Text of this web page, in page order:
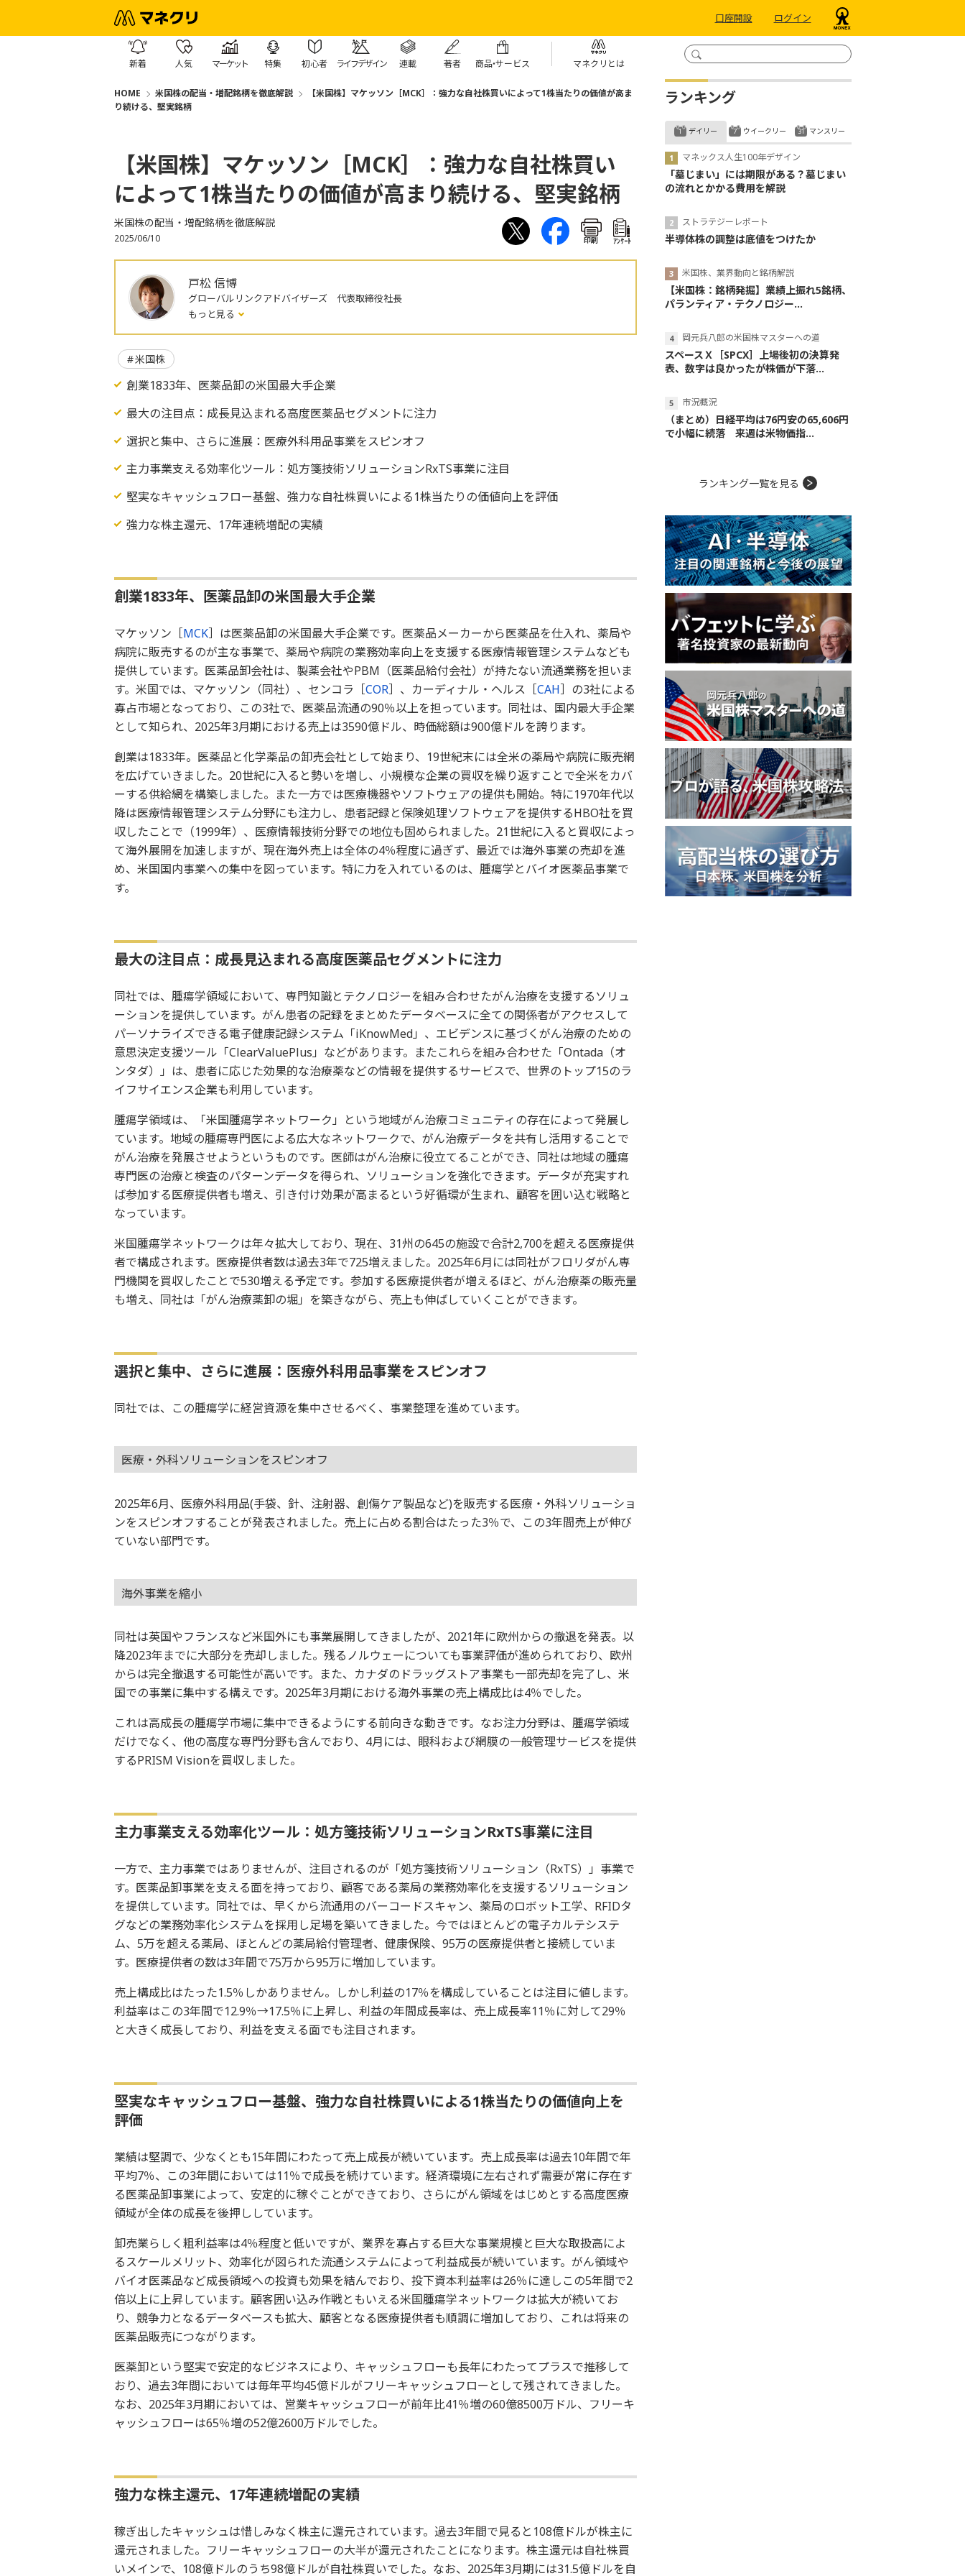
口座開設 ログイン
新着 人気 マーケット 特集 初心者 ライフデザイン 連載 著者 商品・サービス マネクリとは
HOME 米国株の配当・増配銘柄を徹底解説
【米国株】マケッソン［MCK］：強力な自社株買いによって1株当たりの価値が高ま
り続ける、堅実銘柄
【米国株】マケッソン［MCK］：強力な自社株買い
によって1株当たりの価値が高まり続ける、堅実銘柄
米国株の配当・増配銘柄を徹底解説
2025/06/10 印刷 ｱﾝｹｰﾄ
戸松 信博
グローバルリンクアドバイザーズ 代表取締役社長
もっと見る
米国株
創業1833年、医薬品卸の米国最大手企業
最大の注目点：成長見込まれる高度医薬品セグメントに注力
選択と集中、さらに進展：医療外科用品事業をスピンオフ
主力事業支える効率化ツール：処方箋技術ソリューションRxTS事業に注目
堅実なキャッシュフロー基盤、強力な自社株買いによる1株当たりの価値向上を評価
強力な株主還元、17年連続増配の実績
創業1833年、医薬品卸の米国最大手企業
マケッソン［MCK］は医薬品卸の米国最大手企業です。医薬品メーカーから医薬品を仕入れ、薬局や
病院に販売するのが主な事業で、薬局や病院の業務効率向上を支援する医療情報管理システムなども
提供しています。医薬品卸会社は、製薬会社やPBM（医薬品給付会社）が持たない流通業務を担いま
す。米国では、マケッソン（同社）、センコラ［COR］、カーディナル・ヘルス［CAH］の3社による
寡占市場となっており、この3社で、医薬品流通の90％以上を担っています。同社は、国内最大手企業
として知られ、2025年3月期における売上は3590億ドル、時価総額は900億ドルを誇ります。
創業は1833年。医薬品と化学薬品の卸売会社として始まり、19世紀末には全米の薬局や病院に販売網
を広げていきました。20世紀に入ると勢いを増し、小規模な企業の買収を繰り返すことで全米をカバ
ーする供給網を構築しました。また一方では医療機器やソフトウェアの提供も開始。特に1970年代以
降は医療情報管理システム分野にも注力し、患者記録と保険処理ソフトウェアを提供するHBO社を買
収したことで（1999年）、医療情報技術分野での地位も固められました。21世紀に入ると買収によっ
て海外展開を加速しますが、現在海外売上は全体の4％程度に過ぎず、最近では海外事業の売却を進
め、米国国内事業への集中を図っています。特に力を入れているのは、腫瘍学とバイオ医薬品事業で
す。
最大の注目点：成長見込まれる高度医薬品セグメントに注力
同社では、腫瘍学領域において、専門知識とテクノロジーを組み合わせたがん治療を支援するソリュ
ーションを提供しています。がん患者の記録をまとめたデータベースに全ての関係者がアクセスして
パーソナライズできる電子健康記録システム「iKnowMed」、エビデンスに基づくがん治療のための
意思決定支援ツール「ClearValuePlus」などがあります。またこれらを組み合わせた「Ontada（オ
ンタダ）」は、患者に応じた効果的な治療薬などの情報を提供するサービスで、世界のトップ15のラ
イフサイエンス企業も利用しています。
腫瘍学領域は、「米国腫瘍学ネットワーク」という地域がん治療コミュニティの存在によって発展し
ています。地域の腫瘍専門医による広大なネットワークで、がん治療データを共有し活用することで
がん治療を発展させようというものです。医師はがん治療に役立てることができ、同社は地域の腫瘍
専門医の治療と検査のパターンデータを得られ、ソリューションを強化できます。データが充実すれ
ば参加する医療提供者も増え、引き付け効果が高まるという好循環が生まれ、顧客を囲い込む戦略と
なっています。
米国腫瘍学ネットワークは年々拡大しており、現在、31州の645の施設で合計2,700を超える医療提供
者で構成されます。医療提供者数は過去3年で725増えました。2025年6月には同社がフロリダがん専
門機関を買収したことで530増える予定です。参加する医療提供者が増えるほど、がん治療薬の販売量
も増え、同社は「がん治療薬卸の堀」を築きながら、売上も伸ばしていくことができます。
選択と集中、さらに進展：医療外科用品事業をスピンオフ
同社では、この腫瘍学に経営資源を集中させるべく、事業整理を進めています。
医療・外科ソリューションをスピンオフ
2025年6月、医療外科用品(手袋、針、注射器、創傷ケア製品など)を販売する医療・外科ソリューショ
ンをスピンオフすることが発表されました。売上に占める割合はたった3％で、この3年間売上が伸び
ていない部門です。
海外事業を縮小
同社は英国やフランスなど米国外にも事業展開してきましたが、2021年に欧州からの撤退を発表。以
降2023年までに大部分を売却しました。残るノルウェーについても事業評価が進められており、欧州
からは完全撤退する可能性が高いです。また、カナダのドラッグストア事業も一部売却を完了し、米
国での事業に集中する構えです。2025年3月期における海外事業の売上構成比は4％でした。
これは高成長の腫瘍学市場に集中できるようにする前向きな動きです。なお注力分野は、腫瘍学領域
だけでなく、他の高度な専門分野も含んでおり、4月には、眼科および網膜の一般管理サービスを提供
するPRISM Visionを買収しました。
主力事業支える効率化ツール：処方箋技術ソリューションRxTS事業に注目
一方で、主力事業ではありませんが、注目されるのが「処方箋技術ソリューション（RxTS）」事業で
す。医薬品卸事業を支える面を持っており、顧客である薬局の業務効率化を支援するソリューション
を提供しています。同社では、早くから流通用のバーコードスキャン、薬局のロボット工学、RFIDタ
グなどの業務効率化システムを採用し足場を築いてきました。今ではほとんどの電子カルテシステ
ム、5万を超える薬局、ほとんどの薬局給付管理者、健康保険、95万の医療提供者と接続していま
す。医療提供者の数は3年間で75万から95万に増加しています。
売上構成比はたった1.5％しかありません。しかし利益の17％を構成していることは注目に値します。
利益率はこの3年間で12.9％→17.5％に上昇し、利益の年間成長率は、売上成長率11％に対して29％
と大きく成長しており、利益を支える面でも注目されます。
堅実なキャッシュフロー基盤、強力な自社株買いによる1株当たりの価値向上を
評価
業績は堅調で、少なくとも15年間にわたって売上成長が続いています。売上成長率は過去10年間で年
平均7％、この3年間においては11％で成長を続けています。経済環境に左右されず需要が常に存在す
る医薬品卸事業によって、安定的に稼ぐことができており、さらにがん領域をはじめとする高度医療
領域が全体の成長を後押ししています。
卸売業らしく粗利益率は4％程度と低いですが、業界を寡占する巨大な事業規模と巨大な取扱高によ
るスケールメリット、効率化が図られた流通システムによって利益成長が続いています。がん領域や
バイオ医薬品など成長領域への投資も効果を結んでおり、投下資本利益率は26％に達しこの5年間で2
倍以上に上昇しています。顧客囲い込み作戦ともいえる米国腫瘍学ネットワークは拡大が続いてお
り、競争力となるデータベースも拡大、顧客となる医療提供者も順調に増加しており、これは将来の
医薬品販売につながります。
医薬卸という堅実で安定的なビジネスにより、キャッシュフローも長年にわたってプラスで推移して
おり、過去3年間においては毎年平均45億ドルがフリーキャッシュフローとして残されてきました。
なお、2025年3月期においては、営業キャッシュフローが前年比41％増の60億8500万ドル、フリーキ
ャッシュフローは65％増の52億2600万ドルでした。
強力な株主還元、17年連続増配の実績
稼ぎ出したキャッシュは惜しみなく株主に還元されています。過去3年間で見ると108億ドルが株主に
還元されました。フリーキャッシュフローの大半が還元されたことになります。株主還元は自社株買
いメインで、108億ドルのうち98億ドルが自社株買いでした。なお、2025年3月期には31.5億ドルを自
ランキング
デイリー
マネックス人生100年デザイン
「墓じまい」には期限がある？墓じまい
の流れとかかる費用を解説
ストラテジーレポート
半導体株の調整は底値をつけたか
米国株、業界動向と銘柄解説
【米国株：銘柄発掘】業績上振れ5銘柄、
パランティア・テクノロジー...
岡元兵八郎の米国株マスターへの道
スペースＸ［SPCX］上場後初の決算発
表、数字は良かったが株価が下落...
市況概況
（まとめ）日経平均は76円安の65,606円
で小幅に続落 来週は米物価指...
ウイークリー マンスリー
ランキング一覧を見る